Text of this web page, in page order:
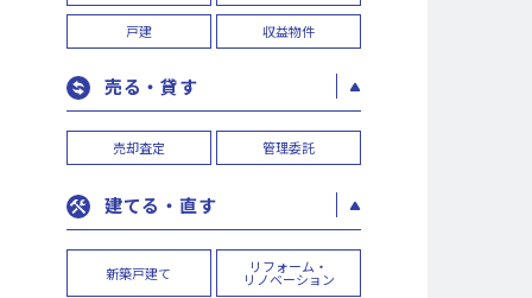
戸建 収益物件
売る・貸す
売却査定 管理委託
建てる・直す
新築戸建て リフォーム・
リノベーション